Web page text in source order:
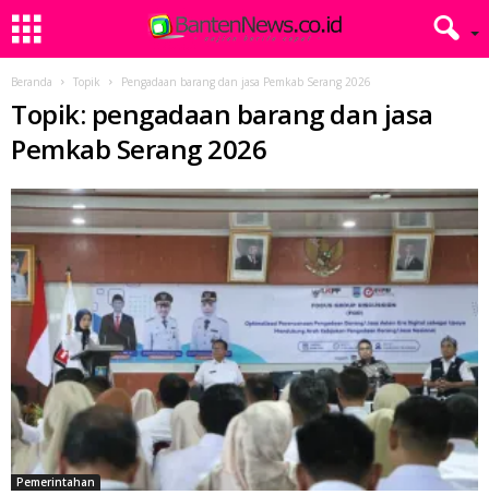
Beranda Topik Pengadaan barang dan jasa Pemkab Serang 2026
Topik: pengadaan barang dan jasa
Pemkab Serang 2026
Pemerintahan